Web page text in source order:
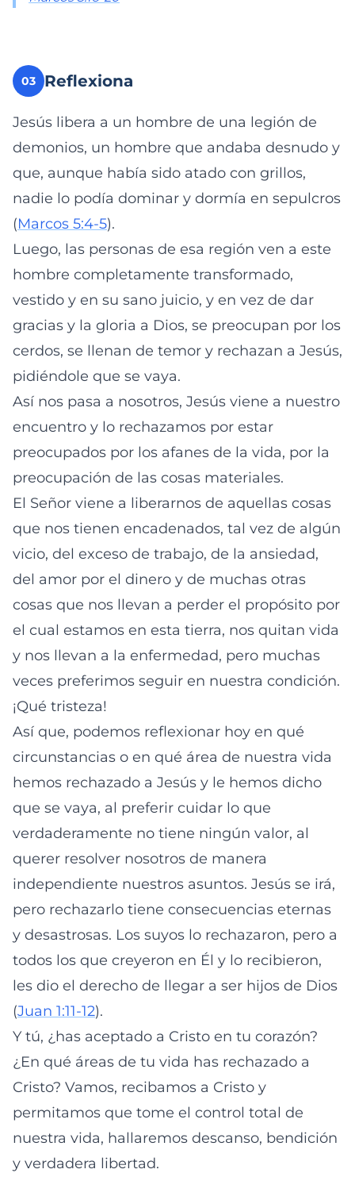
03 Reflexiona
Jesús libera a un hombre de una legión de
demonios, un hombre que andaba desnudo y
que, aunque había sido atado con grillos,
nadie lo podía dominar y dormía en sepulcros
(Marcos 5:4-5).
Luego, las personas de esa región ven a este
hombre completamente transformado,
vestido y en su sano juicio, y en vez de dar
gracias y la gloria a Dios, se preocupan por los
cerdos, se llenan de temor y rechazan a Jesús,
pidiéndole que se vaya.
Así nos pasa a nosotros, Jesús viene a nuestro
encuentro y lo rechazamos por estar
preocupados por los afanes de la vida, por la
preocupación de las cosas materiales.
El Señor viene a liberarnos de aquellas cosas
que nos tienen encadenados, tal vez de algún
vicio, del exceso de trabajo, de la ansiedad,
del amor por el dinero y de muchas otras
cosas que nos llevan a perder el propósito por
el cual estamos en esta tierra, nos quitan vida
y nos llevan a la enfermedad, pero muchas
veces preferimos seguir en nuestra condición.
¡Qué tristeza!
Así que, podemos reflexionar hoy en qué
circunstancias o en qué área de nuestra vida
hemos rechazado a Jesús y le hemos dicho
que se vaya, al preferir cuidar lo que
verdaderamente no tiene ningún valor, al
querer resolver nosotros de manera
independiente nuestros asuntos. Jesús se irá,
pero rechazarlo tiene consecuencias eternas
y desastrosas. Los suyos lo rechazaron, pero a
todos los que creyeron en Él y lo recibieron,
les dio el derecho de llegar a ser hijos de Dios
(Juan 1:11-12).
Y tú, ¿has aceptado a Cristo en tu corazón?
¿En qué áreas de tu vida has rechazado a
Cristo? Vamos, recibamos a Cristo y
permitamos que tome el control total de
nuestra vida, hallaremos descanso, bendición
y verdadera libertad.